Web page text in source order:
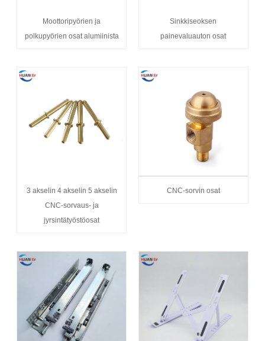
Moottoripyörien ja
polkupyörien osat alumiinista
Sinkkiseoksen
painevaluauton osat
3 akselin 4 akselin 5 akselin
CNC-sorvaus- ja
jyrsintätyöstöosat
CNC-sorvin osat